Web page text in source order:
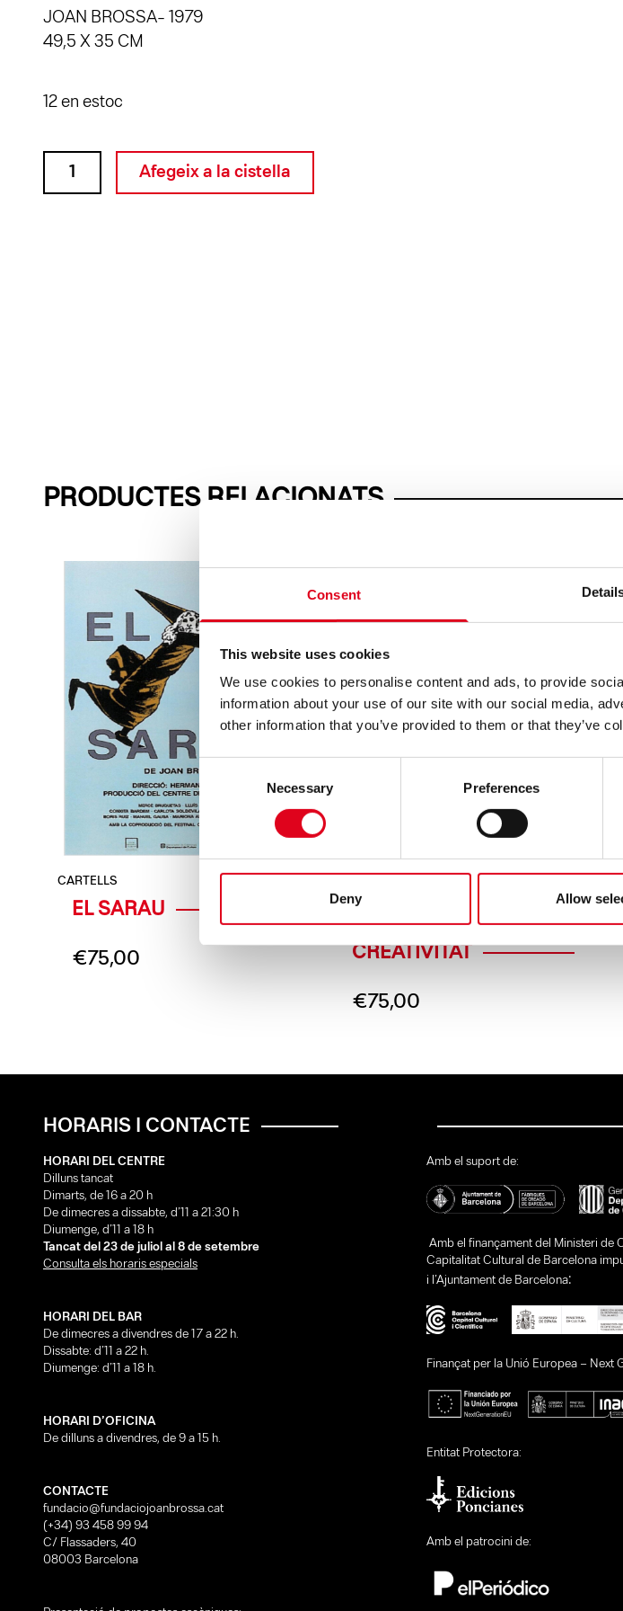
Consent
This website uses cookies
We use cookies to personalise content and ads, to provide
information about your use of our site with our social media,
other information that you’ve provided to them or that they’ve
Consent
Selection
Necessary Preferences
Deny Allow
JOAN BROSSA- 1979
49,5 X 35 CM
12 en estoc
quantitat
Afegeix a la cistella
PRODUCTES RELACIONATS
CARTELLS
EL SARAU
€75,00
TRAMESA D’ART A
CREATIVITAT
€75,00
HORARIS I CONTACTE
HORARI DEL CENTRE
Dilluns tancat
Dimarts, de 16 a 20 h
De dimecres a dissabte, d’11 a 21:30 h
Diumenge, d’11 a 18 h
Tancat del 23 de juliol al 8 de setembre
Consulta els horaris especials
HORARI DEL BAR
De dimecres a divendres de 17 a 22 h.
Dissabte: d’11 a 22 h.
Diumenge: d’11 a 18 h.
HORARI D’OFICINA
De dilluns a divendres, de 9 a 15 h.
CONTACTE
fundacio@fundaciojoanbrossa.cat
(+34) 93 458 99 94
C/ Flassaders, 40
08003 Barcelona
Amb el suport de:
Amb el finançament del Ministeri de
Capitalitat Cultural de Barcelona
i l’Ajuntament de Barcelona:
Finançat per la Unió Europea – Next
Entitat Protectora:
Amb el patrocini de: